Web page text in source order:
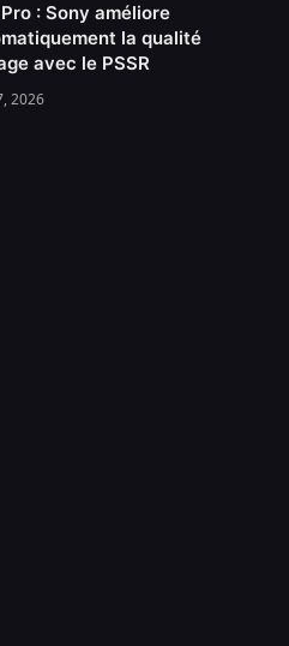
: Sony améliore
la qualité
avec le PSSR
2026